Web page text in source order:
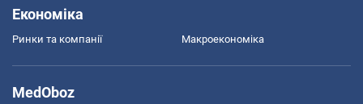
Економіка
Ринки та компанії Макроекономіка
MedOboz